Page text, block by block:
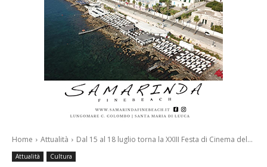
Home Attualità Dal 15 al 18 luglio torna la XXIII Festa di Cinema del...
Attualità Cultura